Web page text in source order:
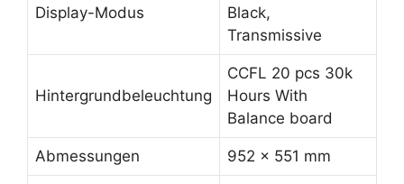
Display-Modus
Black,
Transmissive
Hintergrundbeleuchtung
CCFL 20 pcs 30k
Hours With
Balance board
Abmessungen 952 x 551 mm